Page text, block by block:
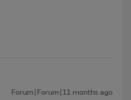
Forum|Forum|11 months ago